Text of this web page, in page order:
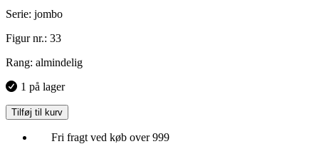
Serie: jombo
Figur nr.: 33
Rang: almindelig
1 på lager
Tilføj til kurv
Fri fragt ved køb over 999